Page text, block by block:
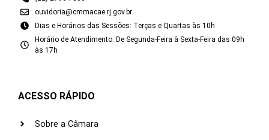
ouvidoria@cmmacae.rj.gov.br
Dias e Horários das Sessões: Terças e Quartas às 10h
Horário de Atendimento: De Segunda-Feira à Sexta-Feira das 09h
às 17h
ACESSO RÁPIDO
Sobre a Câmara